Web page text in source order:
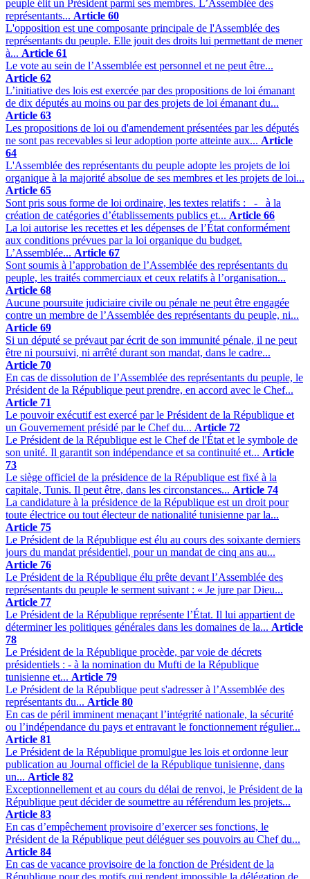
peuple élit un Président parmi ses membres. L’Assemblée des
représentants... Article 60
L'opposition est une composante principale de l'Assemblée des
représentants du peuple. Elle jouit des droits lui permettant de mener
à... Article 61
Le vote au sein de l’Assemblée est personnel et ne peut être...
Article 62
L’initiative des lois est exercée par des propositions de loi émanant
de dix députés au moins ou par des projets de loi émanant du...
Article 63
Les propositions de loi ou d'amendement présentées par les députés
ne sont pas recevables si leur adoption porte atteinte aux... Article
64
L'Assemblée des représentants du peuple adopte les projets de loi
organique à la majorité absolue de ses membres et les projets de loi...
Article 65
Sont pris sous forme de loi ordinaire, les textes relatifs : - à la
création de catégories d’établissements publics et... Article 66
La loi autorise les recettes et les dépenses de l’État conformément
aux conditions prévues par la loi organique du budget.
L’Assemblée... Article 67
Sont soumis à l’approbation de l’Assemblée des représentants du
peuple, les traités commerciaux et ceux relatifs à l’organisation...
Article 68
Aucune poursuite judiciaire civile ou pénale ne peut être engagée
contre un membre de l’Assemblée des représentants du peuple, ni...
Article 69
Si un député se prévaut par écrit de son immunité pénale, il ne peut
être ni poursuivi, ni arrêté durant son mandat, dans le cadre...
Article 70
En cas de dissolution de l’Assemblée des représentants du peuple, le
Président de la République peut prendre, en accord avec le Chef...
Article 71
Le pouvoir exécutif est exercé par le Président de la République et
un Gouvernement présidé par le Chef du... Article 72
Le Président de la République est le Chef de l'État et le symbole de
son unité. Il garantit son indépendance et sa continuité et... Article
73
Le siège officiel de la présidence de la République est fixé à la
capitale, Tunis. Il peut être, dans les circonstances... Article 74
La candidature à la présidence de la République est un droit pour
toute électrice ou tout électeur de nationalité tunisienne par la...
Article 75
Le Président de la République est élu au cours des soixante derniers
jours du mandat présidentiel, pour un mandat de cinq ans au...
Article 76
Le Président de la République élu prête devant l’Assemblée des
représentants du peuple le serment suivant : « Je jure par Dieu...
Article 77
Le Président de la République représente l’État. Il lui appartient de
déterminer les politiques générales dans les domaines de la... Article
78
Le Président de la République procède, par voie de décrets
présidentiels : - à la nomination du Mufti de la République
tunisienne et... Article 79
Le Président de la République peut s'adresser à l’Assemblée des
représentants du... Article 80
En cas de péril imminent menaçant l’intégrité nationale, la sécurité
ou l’indépendance du pays et entravant le fonctionnement régulier...
Article 81
Le Président de la République promulgue les lois et ordonne leur
publication au Journal officiel de la République tunisienne, dans
un... Article 82
Exceptionnellement et au cours du délai de renvoi, le Président de la
République peut décider de soumettre au référendum les projets...
Article 83
En cas d’empêchement provisoire d’exercer ses fonctions, le
Président de la République peut déléguer ses pouvoirs au Chef du...
Article 84
En cas de vacance provisoire de la fonction de Président de la
République pour des motifs qui rendent impossible la délégation de